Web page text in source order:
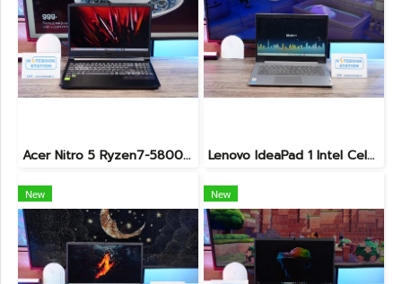
Acer Nitro 5 Ryzen7-5800H RTX-3060(6GB) Ram16 SSD512 จอ15.6 FHD 144Hz เกมมิ่งสเปคสูง เครื่องพร้อมใช้งาน ราคาสุดคุ้มเพียง 19,900.- Lenovo IdeaPad 1 Intel Celeron N4020 Ram4 SSD256GB จอ14.0 HD หน้าจอเล็กเหมาะแก่การพกพา ใช้งานทั่วไป ราคาถูกมาก เพียง 3,900.- พร้อมใช้งาน(สินค้ามีตำหนิขายถูกประกันร้าน7วัน)
New New